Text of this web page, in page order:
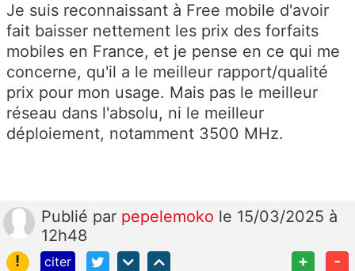
Je suis reconnaissant à Free mobile d'avoir
fait baisser nettement les prix des forfaits
mobiles en France, et je pense en ce qui me
concerne, qu'il a le meilleur rapport/qualité
prix pour mon usage. Mais pas le meilleur
réseau dans l'absolu, ni le meilleur
déploiement, notamment 3500 MHz.
Publié par pepelemoko le 15/03/2025 à
12h48
!
citer + -